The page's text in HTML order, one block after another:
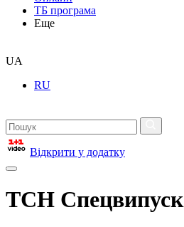
ТБ програма
Еще
UA
RU
Відкрити у додатку
ТСН Спецвипуск